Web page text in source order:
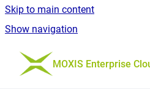
Skip to main content
Show navigation
Go to homepage
MOXIS Enterprise